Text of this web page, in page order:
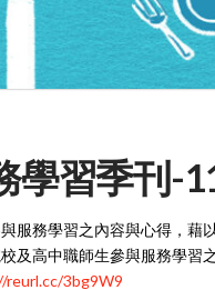
學習季刊-
服務學習之內容與心得，藉
及高中職師生參與服務學習之
3bg9W9